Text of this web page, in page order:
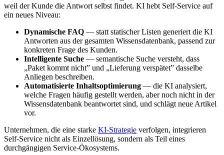
weil der Kunde die Antwort selbst findet. KI hebt Self-Service auf
ein neues Niveau:
Dynamische FAQ — statt statischer Listen generiert die KI
Antworten aus der gesamten Wissensdatenbank, passend zur
konkreten Frage des Kunden.
Intelligente Suche — semantische Suche versteht, dass
„Paket kommt nicht” und „Lieferung verspätet” dasselbe
Anliegen beschreiben.
Automatisierte Inhaltsoptimierung — die KI analysiert,
welche Fragen häufig gestellt werden, aber noch nicht in der
Wissensdatenbank beantwortet sind, und schlägt neue Artikel
vor.
Unternehmen, die eine starke KI-Strategie verfolgen, integrieren
Self-Service nicht als Einzellösung, sondern als Teil eines
durchgängigen Service-Ökosystems.